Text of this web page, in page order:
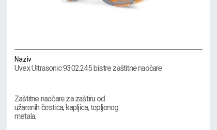
Naziv
Uvex Ultrasonic 9302.245 bistre zaštitne naočare
Zaštitne naočare za zaštiru od
užarenih čestica, kapljica, topljenog
metala.